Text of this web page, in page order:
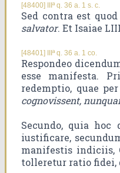
[48400] IIIª q. 36 a. 1 s. c.
Sed contra est
salvator. Et Isaiae
[48401] IIIª q. 36 a. 1 co.
Respondeo
esse manifesta.
redemptio, quae
cognovissent,
Secundo, quia
iustificare,
manifestis indiciis,
tolleretur ratio fidei,